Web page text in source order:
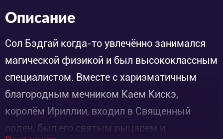
Описание
Сол Бэдгай когда-то увлечённо занимался
магической физикой и был высококлассным
специалистом. Вместе с харизматичным
благородным мечником Каем Кискэ,
королём Ириллии, входил в Священный
орден, был его святым рыцарем и